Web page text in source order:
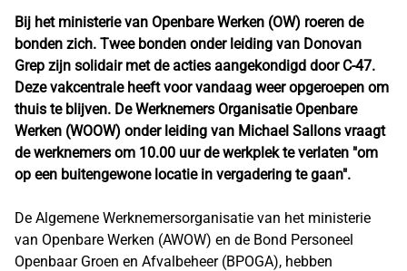
Bij het ministerie van Openbare Werken (OW) roeren de
bonden zich. Twee bonden onder leiding van Donovan
Grep zijn solidair met de acties aangekondigd door C-47.
Deze vakcentrale heeft voor vandaag weer opgeroepen om
thuis te blijven. De Werknemers Organisatie Openbare
Werken (WOOW) onder leiding van Michael Sallons vraagt
de werknemers om 10.00 uur de werkplek te verlaten "om
op een buitengewone locatie in vergadering te gaan".
De Algemene Werknemersorganisatie van het ministerie
van Openbare Werken (AWOW) en de Bond Personeel
Openbaar Groen en Afvalbeheer (BPOGA), hebben